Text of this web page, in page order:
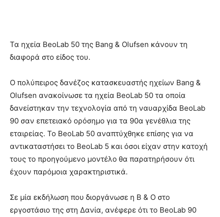
Τα ηχεία BeoLab 50 της Bang & Olufsen κάνουν τη
διαφορά στο είδος του.
Ο πολύπειρος δανέζος κατασκευαστής ηχείων Bang &
Olufsen ανακοίνωσε τα ηχεία BeoLab 50 τα οποία
δανείστηκαν την τεχνολογία από τη ναυαρχίδα BeoLab
90 σαν επετειακό ορόσημο για τα 90α γενέθλια της
εταιρείας. Το BeoLab 50 αναπτύχθηκε επίσης για να
αντικαταστήσει το BeoLab 5 και όσοι είχαν στην κατοχή
τους το προηγούμενο μοντέλο θα παρατηρήσουν ότι
έχουν παρόμοια χαρακτηριστικά.
Σε μία εκδήλωση που διοργάνωσε η B & O στο
εργοστάσιο της στη Δανία, ανέφερε ότι το BeoLab 90